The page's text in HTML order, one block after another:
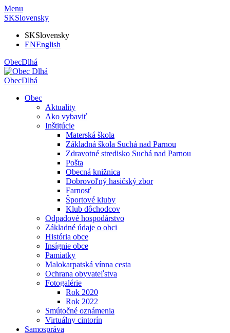
Menu
SKSlovensky
SKSlovensky
ENEnglish
ObecDlhá
ObecDlhá
Obec
Aktuality
Ako vybaviť
Inštitúcie
Materská škola
Základná škola Suchá nad Parnou
Zdravotné stredisko Suchá nad Parnou
Pošta
Obecná knižnica
Dobrovoľný hasičský zbor
Farnosť
Športové kluby
Klub dôchodcov
Odpadové hospodárstvo
Základné údaje o obci
História obce
Insígnie obce
Pamiatky
Malokarpatská vínna cesta
Ochrana obyvateľstva
Fotogalérie
Rok 2020
Rok 2022
Smútočné oznámenia
Virtuálny cintorín
Samospráva